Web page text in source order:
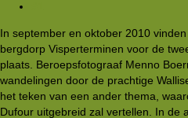
In september en oktober 2010
bergdorp Visperterminen voor de
plaats. Beroepsfotograaf Menno
wandelingen door de prachtige
het teken van een ander thema,
Dufour uitgebreid zal vertellen. In de